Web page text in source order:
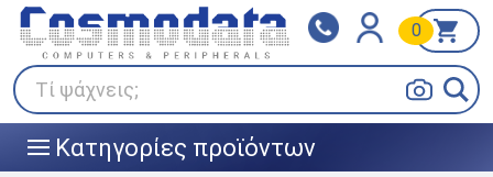
Τί ψάχνεις;
0
||| Κατηγορίες προϊόντων
Klarna
Πληρώστε σε 3
άτοκες δόσεις
BOX NOW